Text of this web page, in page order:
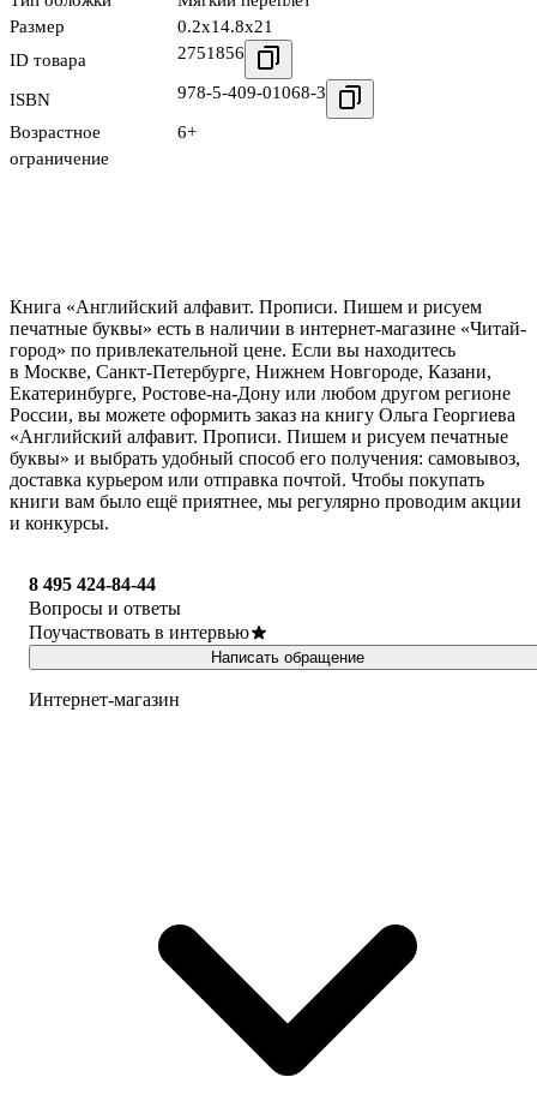
Размер
0.2x14.8x21
ID товара
2751856
ISBN 978-5-409-01068-3
Возрастное
ограничение
6+
Книга «Английский алфавит. Прописи. Пишем и рисуем
печатные буквы» есть в наличии в интернет-магазине «Читай-
город» по привлекательной цене. Если вы находитесь
в Москве, Санкт-Петербурге, Нижнем Новгороде, Казани,
Екатеринбурге, Ростове-на-Дону или любом другом регионе
России, вы можете оформить заказ на книгу Ольга Георгиева
«Английский алфавит. Прописи. Пишем и рисуем печатные
буквы» и выбрать удобный способ его получения: самовывоз,
доставка курьером или отправка почтой. Чтобы покупать
книги вам было ещё приятнее, мы регулярно проводим акции
и конкурсы.
8 495 424-84-44
Вопросы и ответы
Поучаствовать в интервью
Написать обращение
Интернет-магазин